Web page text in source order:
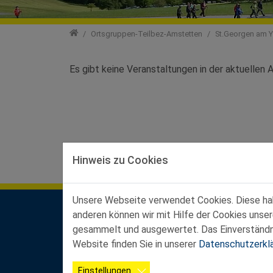
Ortsgruppen
Ortsgruppen-Teilbez-Amstetten St.Georgen am
Es gibt keine Veranstaltungen in der aktuellen
Kontakt Landesgeschäftsstelle
Ferstlergasse 4/3, 3100 St. Pölten
Mo-Do von 8:00 - 12:00 Uhr und von 13:00 -
Hinweis zu Cookies
Unsere Webseite verwendet Cookies. Diese
anderen können wir mit Hilfe der Cookies
gesammelt und ausgewertet. Das
Website finden Sie in unserer
Einstellungen